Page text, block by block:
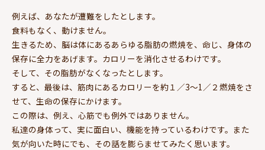
例えば、あなたが遭難をしたとします。
食料もなく、動けません。
生きるため、脳は体にあるあらゆる脂肪の燃焼を、命じ、身体の
保存に全力をあげます。カロリーを消化させるわけです。
そして、その脂肪がなくなったとします。
すると、最後は、筋肉にあるカロリーを約１／3～1／２燃焼をさ
せて、生命の保存にかけます。
この際は、例え、心筋でも例外ではありません。
私達の身体って、実に面白い、機能を持っているわけです。また
気が向いた時にでも、その話を膨らませてみたく思います。